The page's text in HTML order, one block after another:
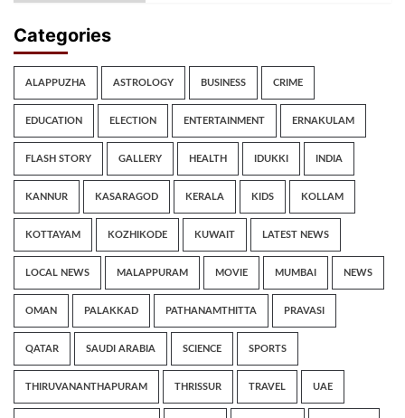
Categories
ALAPPUZHA ASTROLOGY BUSINESS CRIME
EDUCATION ELECTION ENTERTAINMENT ERNAKULAM
FLASH STORY GALLERY HEALTH IDUKKI INDIA
KANNUR KASARAGOD KERALA KIDS KOLLAM
KOTTAYAM KOZHIKODE KUWAIT LATEST NEWS
LOCAL NEWS MALAPPURAM MOVIE MUMBAI NEWS
OMAN PALAKKAD PATHANAMTHITTA PRAVASI
QATAR SAUDI ARABIA SCIENCE SPORTS
THIRUVANANTHAPURAM THRISSUR TRAVEL UAE